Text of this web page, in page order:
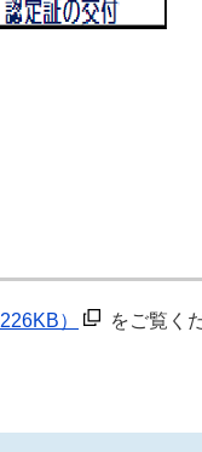
） をご覧く